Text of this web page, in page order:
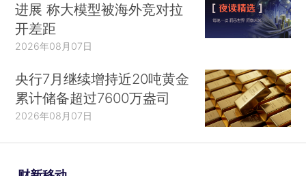
进展 称大模型被海外竞对拉
开差距
2026年08月07日
央行7月继续增持近20吨黄金
累计储备超过7600万盎司
2026年08月07日